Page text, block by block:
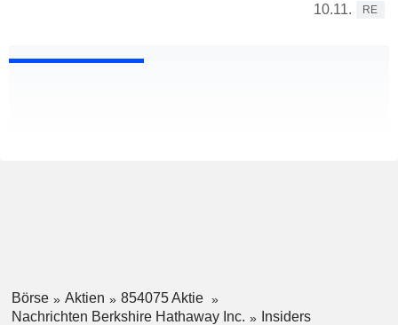
10.11.
RE
Börse Aktien
854075 Aktie
Nachrichten Berkshire Hathaway Inc.
Insiders